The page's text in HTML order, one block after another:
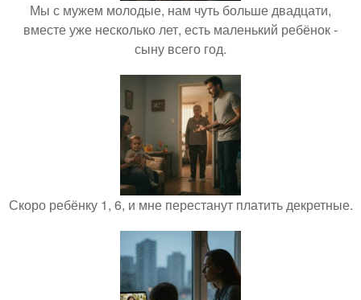
Мы с мужем молодые, нам чуть больше двадцати,
вместе уже несколько лет, есть маленький ребёнок -
сыну всего год.
Скоро ребёнку 1, 6, и мне перестанут платить декретные.